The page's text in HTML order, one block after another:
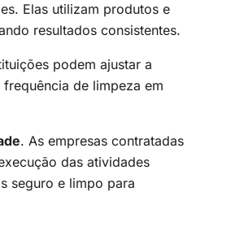
Elas utilizam produtos e
resultados consistentes.
podem ajustar a
de limpeza em
. As empresas contratadas
das atividades
seguro e limpo para